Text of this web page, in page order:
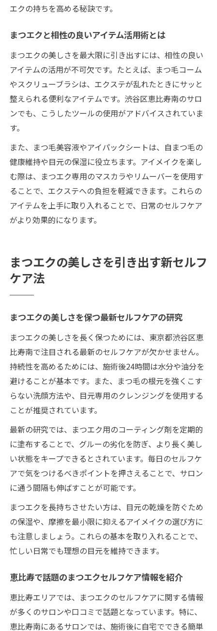
エクの持ちを高める秘訣です。
まつエクと相性の良いアイテム活用術とは
まつエクの美しさを最大限に引き出すには、相性の良い
アイテムの活用が不可欠です。たとえば、まつ毛コーム
やスクリューブラシは、エクステが乱れたときにサッと
整えられる便利なアイテムです。渋谷区恵比寿南のサロ
ンでも、こうしたツールの使用がアドバイスされていま
す。
また、まつ毛美容液やアイパックシートは、自まつ毛の
健康維持や目元の保湿に役立ちます。アイメイクを楽し
む際は、まつエク専用のマスカラやリムーバーを使用す
ることで、エクステへの負担を軽減できます。これらの
アイテムを上手に取り入れることで、日常のセルフケア
がより効果的になります。
まつエクの美しさを引き出す新セルフ
ケア法
まつエクの美しさを保つ最新セルフケアの研究
まつエクの美しさを長く保つためには、東京都渋谷区恵
比寿南で注目される最新のセルフケアが欠かせません。
持続性を高めるためには、施術後24時間は水分や油分を
避けることが基本です。また、まつ毛の根元を強くこす
らない洗顔方法や、目元専用のクレンジングを使用する
ことが推奨されています。
最新の研究では、まつエク用のコーティング剤を定期的
に塗布することで、グルーの劣化を防ぎ、より長く美し
い状態をキープできるとされています。毎日のセルフケ
アで気をつけるべきポイントを押さえることで、サロン
に通う間隔も伸ばすことが可能です。
まつエクを長持ちさせたい方は、目元の乾燥を防ぐため
の保湿や、摩擦を最小限に抑えるアイメイクの選び方に
も注意しましょう。これらの基本を取り入れることで、
忙しい日常でも理想の目元を維持できます。
恵比寿で話題のまつエクセルフケア情報を紹介
恵比寿エリアでは、まつエクのセルフケアに関する情報
が多くのサロンや口コミで話題となっています。特に、
恵比寿南にあるサロンでは、施術後に自宅でできる簡単